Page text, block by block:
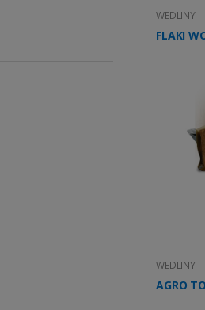
WEDLINY
FLAKI
WEDLINY
AGRO